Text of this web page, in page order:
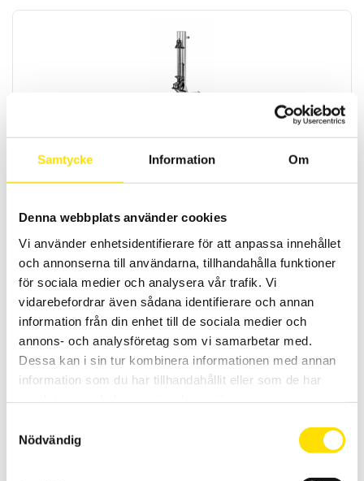
Samtycke Information Om
Denna webbplats använder cookies
Vi använder enhetsidentifierare för att anpassa innehållet
och annonserna till användarna, tillhandahålla funktioner
för sociala medier och analysera vår trafik. Vi
vidarebefordrar även sådana identifierare och annan
information från din enhet till de sociala medier och
annons- och analysföretag som vi samarbetar med.
Dessa kan i sin tur kombinera informationen med annan
information som du har tillhandahållit eller som de har
Nödvändig
SAUTER TVQ manuellt provställ 7kN
Manuellt SAUTER provställ för mätning av kraft upp till 7kN.
SAUTER TI manuellt provställ
Manuellt hårdhetsprovställ Sauter är en robust och mycket prisvärt
3,300.00kr